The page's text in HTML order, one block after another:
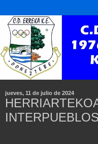
jueves, 11 de julio de 2024